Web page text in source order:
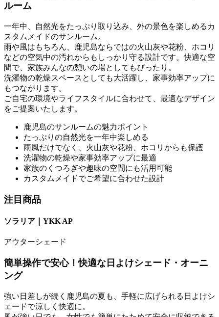
ルーム
一年中、自然光をたっぷり取り込み、外の景色を楽しめるカ
スタムメイドのサンルーム。
雨や風はもちろん、鹿児島ならではの火山灰や花粉、ホコリ
などの空気中の汚れからもしっかり守る設計です。快適な空
間で、家族みんなの憩いの場としてもぴったり。
洗濯物の乾燥スペースとしても大活躍し、家事効率アップに
もつながります。
ご自宅の環境やライフスタイルに合わせて、最適なデザイン
をご提案いたします。
鹿児島のサンルームの魅力ポイント
たっぷりの自然光を一年中楽しめる
雨風だけでなく、火山灰や花粉、ホコリからも保護
洗濯物の乾燥や家事効率アップに最適
家族のくつろぎや趣味の空間にも活用可能
カスタムメイドでご希望に合わせた設計
注目商品
ソラリア｜YKK AP
アウターシェード
簡単操作で安心！快適な日よけシェード・オーニ
ング
強い日差しが続く鹿児島の夏も、手軽に広げられる日よけシ
ェードで涼しく快適に。